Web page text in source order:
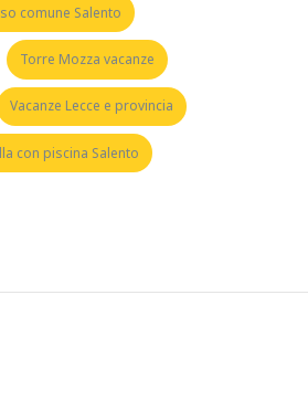
comune Salento
Torre Mozza vacanze
Vacanze Lecce e provincia
con piscina Salento